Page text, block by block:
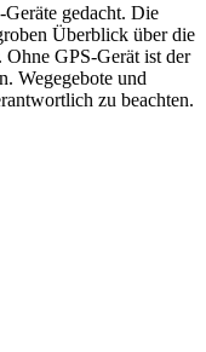
gedacht. Die
Überblick über die
GPS-Gerät ist der
Wegegebote und
zu beachten.